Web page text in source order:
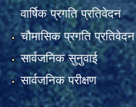
वार्षिक प्रगति प्रतिवेदन
चौमासिक प्रगति प्रतिवेदन
सार्वजनिक सुनुवाई
सार्वजनिक परीक्षण